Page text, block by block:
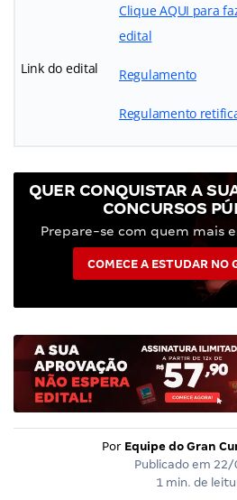
Link do edital
Clique AQUI para
edital
Regulamento
Regulamento
QUER CONQUISTAR A
CONCURSOS
Prepare-se com quem mais
COMECE A ESTUDAR NO
Por Equipe do Gran
Publicado em 22/
1 min. de